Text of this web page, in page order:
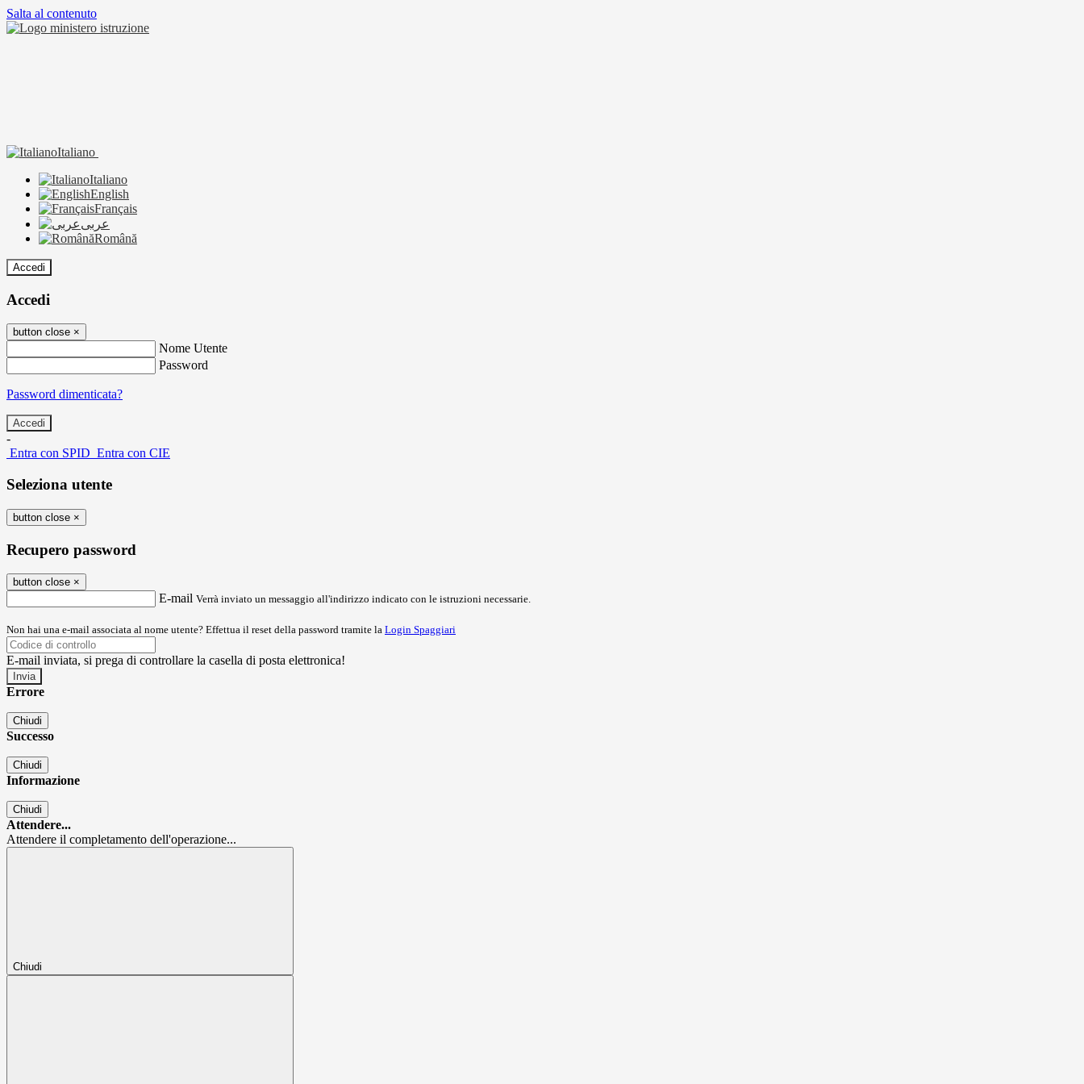
Salta al contenuto
Italiano
Italiano
English
Français
عربى
Română
Accedi
Accedi
button close ×
Nome Utente
Password
Password dimenticata?
-
Entra con SPID Entra con CIE
Seleziona utente
button close ×
Recupero password
button close ×
E-mail Verrà inviato un messaggio all'indirizzo indicato con le istruzioni necessarie.
Non hai una e-mail associata al nome utente? Effettua il reset della password tramite la Login Spaggiari
E-mail inviata, si prega di controllare la casella di posta elettronica!
Errore
Chiudi
Successo
Chiudi
Informazione
Chiudi
Attendere...
Attendere il completamento dell'operazione...
Chiudi